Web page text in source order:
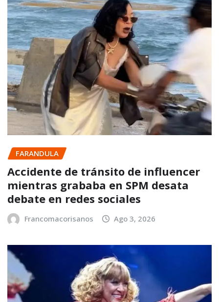
FARANDULA
Accidente de tránsito de influencer
mientras grababa en SPM desata
debate en redes sociales
Francomacorisanos Ago 3, 2026